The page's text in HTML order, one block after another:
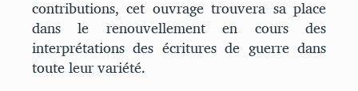
contributions, cet ouvrage trouvera sa place
dans le renouvellement en cours des
interprétations des écritures de guerre dans
toute leur variété.